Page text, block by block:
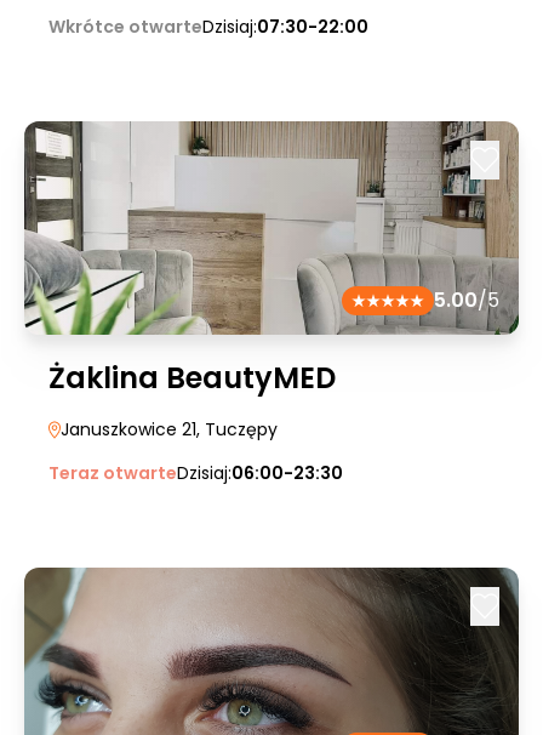
Wkrótce otwarteDzisiaj:07:30-22:00
5.00/5
Żaklina BeautyMED
Januszkowice 21, Tuczępy
Teraz otwarteDzisiaj:06:00-23:30